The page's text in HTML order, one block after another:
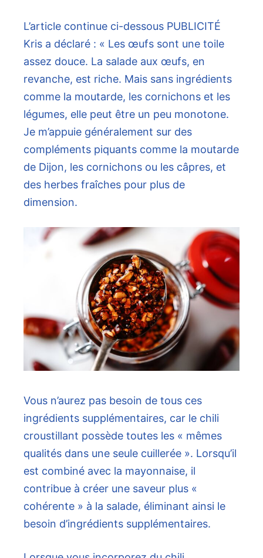
L’article continue ci-dessous PUBLICITÉ
Kris a déclaré : « Les œufs sont une toile
assez douce. La salade aux œufs, en
revanche, est riche. Mais sans ingrédients
comme la moutarde, les cornichons et les
légumes, elle peut être un peu monotone.
Je m’appuie généralement sur des
compléments piquants comme la moutarde
de Dijon, les cornichons ou les câpres, et
des herbes fraîches pour plus de
dimension.
Vous n’aurez pas besoin de tous ces
ingrédients supplémentaires, car le chili
croustillant possède toutes les « mêmes
qualités dans une seule cuillerée ». Lorsqu’il
est combiné avec la mayonnaise, il
contribue à créer une saveur plus «
cohérente » à la salade, éliminant ainsi le
besoin d’ingrédients supplémentaires.